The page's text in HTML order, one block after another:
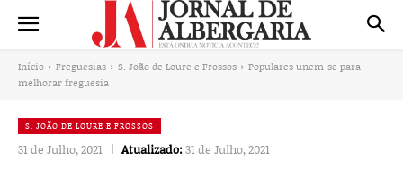
Início Freguesias S. João de Loure e Frossos
Populares unem-se para
melhorar freguesia
S. JOÃO DE LOURE E FROSSOS
31 de Julho, 2021 Atualizado:31 de Julho, 2021